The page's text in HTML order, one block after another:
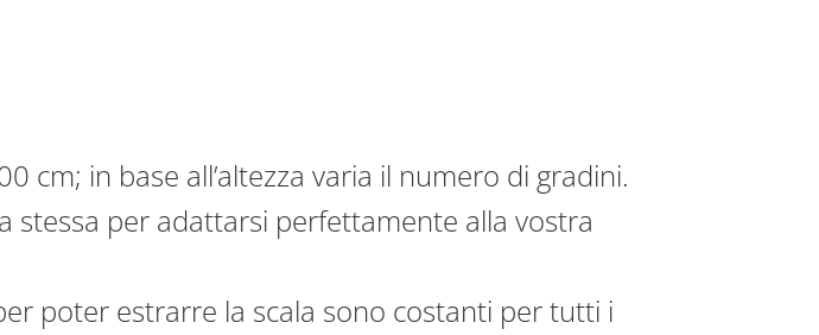
cm; in base all’altezza varia il numero di gradini.
stessa per adattarsi perfettamente alla vostra
poter estrarre la scala sono costanti per tutti i